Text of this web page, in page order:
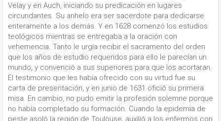
Velay y en Auch, iniciando su predicación en lugares
circundantes. Su anhelo era ser sacerdote para dedicarse
enteramente a los demás. Y en 1628 comenzó los estudios
teológicos mientras se entregaba a la oración con
vehemencia. Tanto le urgía recibir el sacramento del orden
que los años de estudio requeridos para ello le parecían un
mundo, y convenció a sus superiores para que los acortaran.
El testimonio que les había ofrecido con su virtud fue su
carta de presentación, y en junio de 1631 ofició su primera
misa. En cambio, no pudo emitir la profesión solemne porque
no había completado su formación. Cuando la epidemia de
peste asoló la región de Toulouse, auxilió a los enfermos con